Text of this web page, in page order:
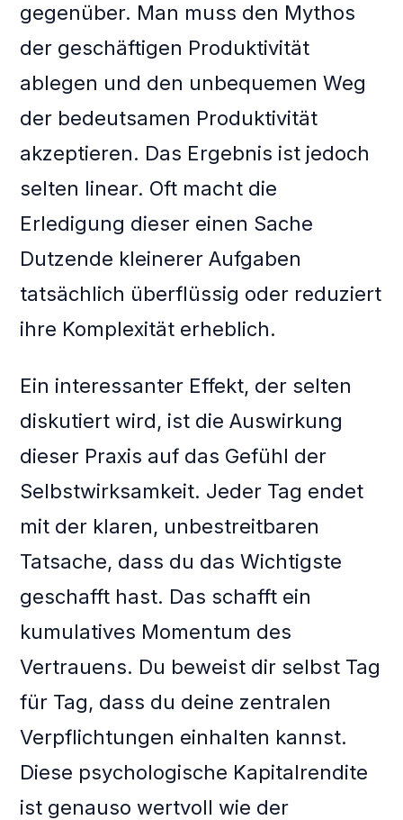
gegenüber. Man muss den Mythos
der geschäftigen Produktivität
ablegen und den unbequemen Weg
der bedeutsamen Produktivität
akzeptieren. Das Ergebnis ist jedoch
selten linear. Oft macht die
Erledigung dieser einen Sache
Dutzende kleinerer Aufgaben
tatsächlich überflüssig oder reduziert
ihre Komplexität erheblich.
Ein interessanter Effekt, der selten
diskutiert wird, ist die Auswirkung
dieser Praxis auf das Gefühl der
Selbstwirksamkeit. Jeder Tag endet
mit der klaren, unbestreitbaren
Tatsache, dass du das Wichtigste
geschafft hast. Das schafft ein
kumulatives Momentum des
Vertrauens. Du beweist dir selbst Tag
für Tag, dass du deine zentralen
Verpflichtungen einhalten kannst.
Diese psychologische Kapitalrendite
ist genauso wertvoll wie der